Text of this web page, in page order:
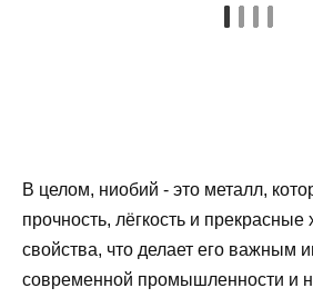
В целом, ниобий - это металл,
прочность, лёгкость и прекрасные
свойства, что делает его важным
современной промышленности и